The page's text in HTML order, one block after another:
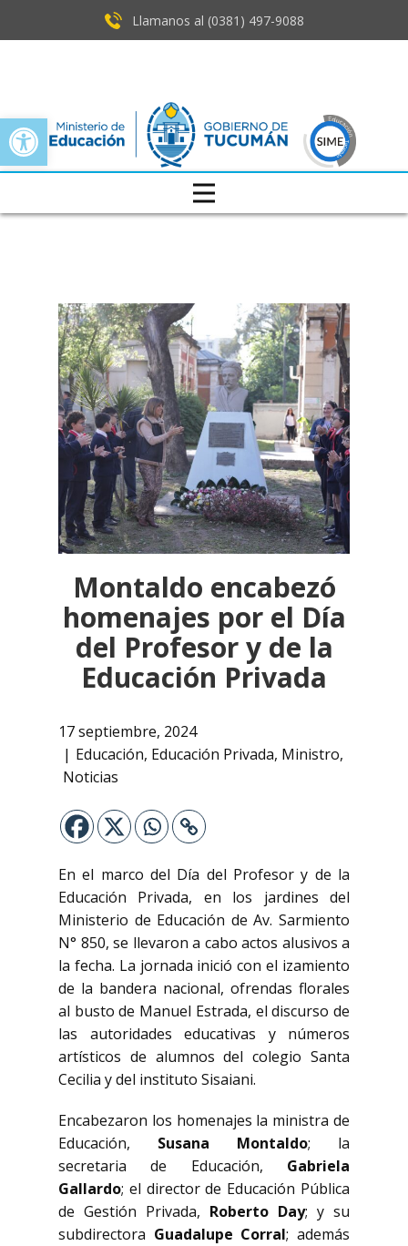
Open toolbar
Llamanos al (0381) ​497-9088
Montaldo encabezó
homenajes por el Día
del Profesor y de la
Educación Privada
17 septiembre, 2024
Educación, Educación Privada, Ministro,
Noticias
En el marco del Día del Profesor y de la
Educación Privada, en los jardines del
Ministerio de Educación de Av. Sarmiento
N° 850, se llevaron a cabo actos alusivos a
la fecha. La jornada inició con el izamiento
de la bandera nacional, ofrendas florales
al busto de Manuel Estrada, el discurso de
las autoridades educativas y números
artísticos de alumnos del colegio Santa
Cecilia y del instituto Sisaiani.
Encabezaron los homenajes la ministra de
Educación, Susana Montaldo; la
secretaria de Educación, Gabriela
Gallardo; el director de Educación Pública
de Gestión Privada, Roberto Day; y su
subdirectora Guadalupe Corral; además